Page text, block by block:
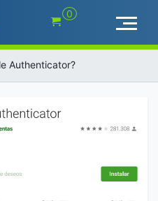
0
Authenticator?